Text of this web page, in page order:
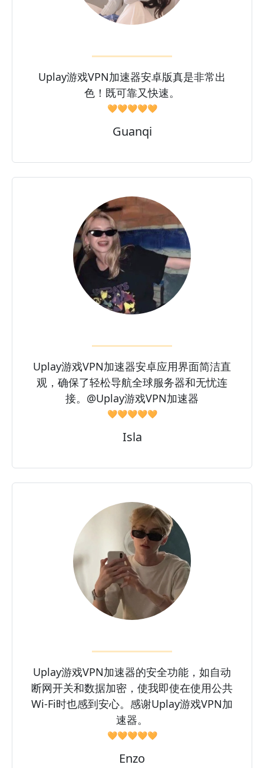
Uplay游戏VPN加速器安卓版真是非常出
色！既可靠又快速。
🧡🧡🧡🧡🧡
Guanqi
Uplay游戏VPN加速器安卓应用界面简洁直
观，确保了轻松导航全球服务器和无忧连
接。@Uplay游戏VPN加速器
🧡🧡🧡🧡🧡
Isla
Uplay游戏VPN加速器的安全功能，如自动
断网开关和数据加密，使我即使在使用公共
Wi-Fi时也感到安心。感谢Uplay游戏VPN加
速器。
🧡🧡🧡🧡🧡
Enzo